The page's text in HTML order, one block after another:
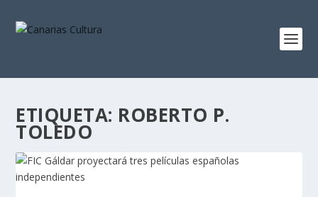
ETIQUETA: ROBERTO P.
TOLEDO